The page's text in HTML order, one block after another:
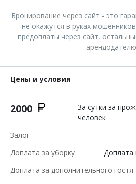
Бронирование через сайт - это
не окажутся в руках
предоплаты через сайт,
Цены и условия
2000
За сутки за
человек
Залог
Доплата за уборку
Доплата
Доплата за дополнительного гостя